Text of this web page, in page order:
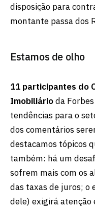
disposição para
montante passa dos
Estamos de olho
11 participantes do
Imobiliárioda
tendências para o
dos comentários
destacamos tópicos
também: há um
sofrem mais com os
das taxas de juros; o
dele) exigirá atenção